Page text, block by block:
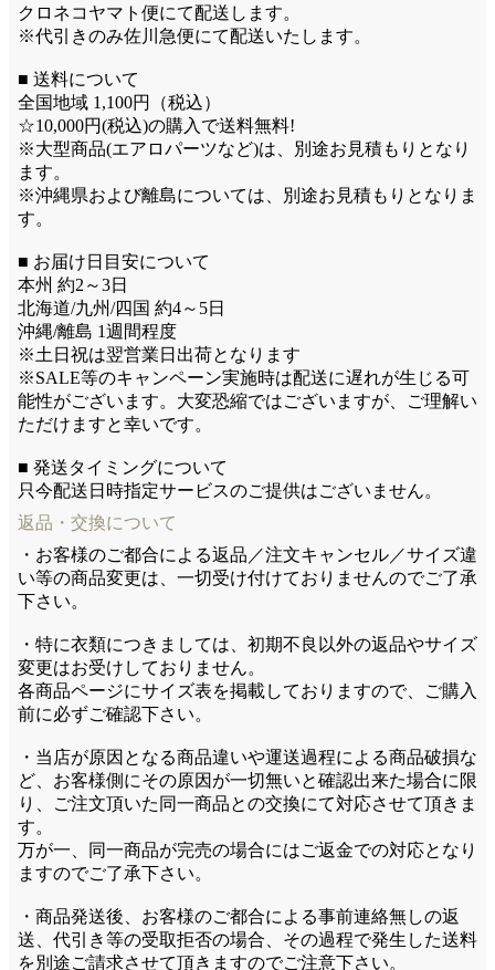
クロネコヤマト便にて配送します。
※代引きのみ佐川急便にて配送いたします。
■ 送料について
全国地域 1,100円（税込）
☆10,000円(税込)の購入で送料無料!
※大型商品(エアロパーツなど)は、別途お見積もりとなり
ます。
※沖縄県および離島については、別途お見積もりとなりま
す。
■ お届け日目安について
本州 約2～3日
北海道/九州/四国 約4～5日
沖縄/離島 1週間程度
※土日祝は翌営業日出荷となります
※SALE等のキャンペーン実施時は配送に遅れが生じる可
能性がございます。大変恐縮ではございますが、ご理解い
ただけますと幸いです。
■ 発送タイミングについて
只今配送日時指定サービスのご提供はございません。
返品・交換について
・お客様のご都合による返品／注文キャンセル／サイズ違
い等の商品変更は、一切受け付けておりませんのでご了承
下さい。
・特に衣類につきましては、初期不良以外の返品やサイズ
変更はお受けしておりません。
各商品ページにサイズ表を掲載しておりますので、ご購入
前に必ずご確認下さい。
・当店が原因となる商品違いや運送過程による商品破損な
ど、お客様側にその原因が一切無いと確認出来た場合に限
り、ご注文頂いた同一商品との交換にて対応させて頂きま
す。
万が一、同一商品が完売の場合にはご返金での対応となり
ますのでご了承下さい。
・商品発送後、お客様のご都合による事前連絡無しの返
送、代引き等の受取拒否の場合、その過程で発生した送料
を別途ご請求させて頂きますのでご注意下さい。